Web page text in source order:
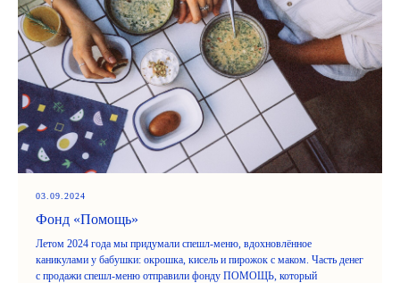
03.09.2024
Фонд «Помощь»
Летом 2024 года мы придумали спешл-меню, вдохновлённое
каникулами у бабушки: окрошка, кисель и пирожок с маком. Часть денег
с продажи спешл-меню отправили фонду ПОМОЩЬ, который